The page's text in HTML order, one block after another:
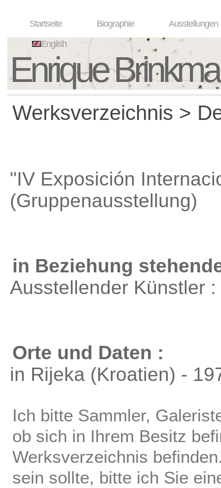
Startseite Biographie Ausstellungen
English
Enrique
Werksverzeichnis >
"IV Exposición
(Gruppenausstellung)
in Beziehung
Ausstellender Künstler
Orte und Daten :
in Rijeka (Kroatien) -
Ich bitte Sammler,
ob sich in Ihrem Besitz
Werksverzeichnis
sein sollte, bitte ich Sie